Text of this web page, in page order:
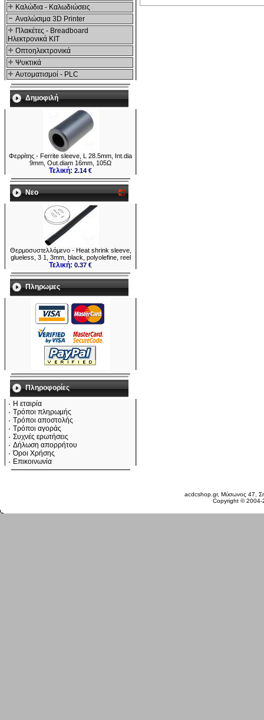
Καλώδια - Καλωδιώσεις
Αναλώσιμα 3D Printer
Πλακέτες - Breadboard
Ηλεκτρονικά ΚΙΤ
Οπτοηλεκτρονικά
Ψυκτικά
Αυτοματισμοί - PLC
Δημοφιλή
Φερρίτης - Ferrite sleeve, L 28.5mm, Int.dia
9mm, Out.diam 16mm, 105Ω
Τελική:2.14 €
Νεο
Θερμοσυστελλόμενo - Heat shrink sleeve,
glueless, 3 1, 3mm, black, polyolefine, reel
Τελική:0.37 €
Πληρωμες
Πληροφορίες
Η εταιρία
Τρόποι πληρωμής
Τρόποι αποστολής
Τρόποι αγοράς
Συχνές ερωτήσεις
Δήλωση απορρήτου
Όροι Χρήσης
Επικοινωνία
acdcshop.gr, Μύσωνος 47,
Copyright ©